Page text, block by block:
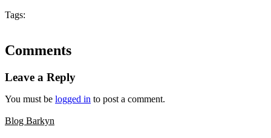
Tags:
Comments
Leave a Reply
You must be logged in to post a comment.
Blog Barkyn